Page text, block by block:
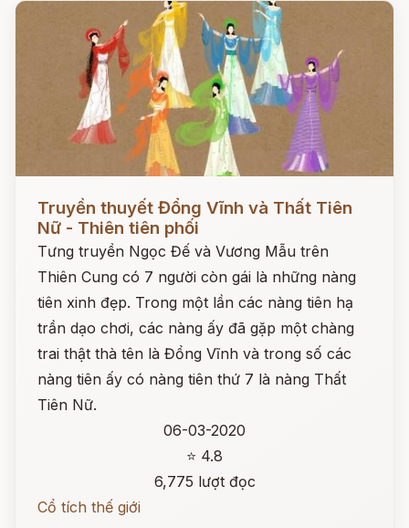
Đọc ngay
Truyền thuyết Đổng Vĩnh và Thất Tiên
Nữ - Thiên tiên phối
Tưng truyền Ngọc Đế và Vương Mẫu trên
Thiên Cung có 7 người còn gái là những nàng
tiên xinh đẹp. Trong một lần các nàng tiên hạ
trần dạo chơi, các nàng ấy đã gặp một chàng
trai thật thà tên là Đổng Vĩnh và trong số các
nàng tiên ấy có nàng tiên thứ 7 là nàng Thất
Tiên Nữ.
06-03-2020
⭐ 4.8
6,775 lượt đọc
Cổ tích thế giới